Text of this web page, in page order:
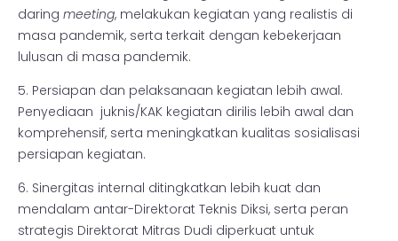
daring meeting, melakukan kegiatan yang realistis di
masa pandemik, serta terkait dengan kebekerjaan
lulusan di masa pandemik.
5. Persiapan dan pelaksanaan kegiatan lebih awal.
Penyediaan juknis/KAK kegiatan dirilis lebih awal dan
komprehensif, serta meningkatkan kualitas sosialisasi
persiapan kegiatan.
6. Sinergitas internal ditingkatkan lebih kuat dan
mendalam antar-Direktorat Teknis Diksi, serta peran
strategis Direktorat Mitras Dudi diperkuat untuk